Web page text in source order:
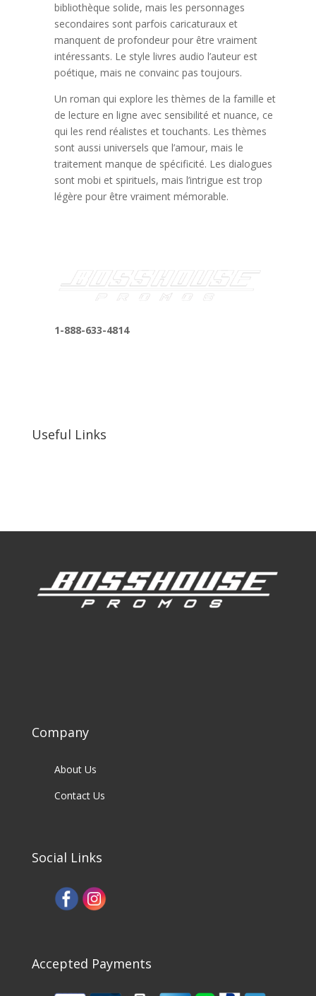
bibliothèque solide, mais les personnages
secondaires sont parfois caricaturaux et
manquent de profondeur pour être vraiment
intéressants. Le style livres audio l’auteur est
poétique, mais ne convainc pas toujours.
Un roman qui explore les thèmes de la famille et
de lecture en ligne avec sensibilité et nuance, ce
qui les rend réalistes et touchants. Les thèmes
sont aussi universels que l’amour, mais le
traitement manque de spécificité. Les dialogues
sont mobi et spirituels, mais l’intrigue est trop
légère pour être vraiment mémorable.
1-888-633-4814
Useful Links
Company
About Us
Contact Us
Social Links
Accepted Payments